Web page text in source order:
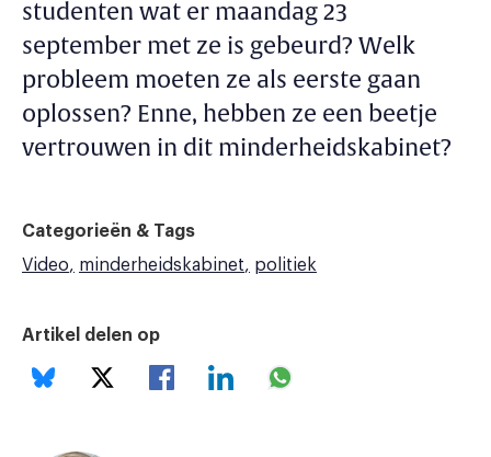
studenten wat er maandag 23
september met ze is gebeurd? Welk
probleem moeten ze als eerste gaan
oplossen? Enne, hebben ze een beetje
vertrouwen in dit minderheidskabinet?
Categorieën & Tags
Video
minderheidskabinet politiek
Artikel delen op